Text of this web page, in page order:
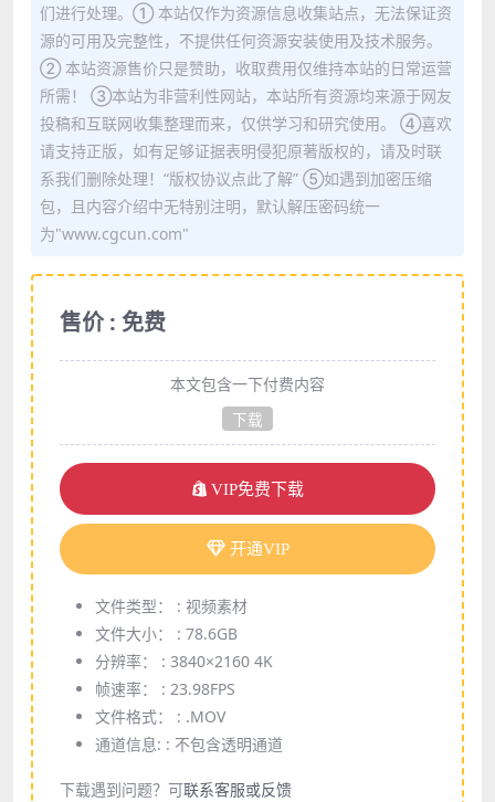
们进行处理。① 本站仅作为资源信息收集站点，无法保证资
源的可用及完整性，不提供任何资源安装使用及技术服务。
② 本站资源售价只是赞助，收取费用仅维持本站的日常运营
所需！ ③本站为非营利性网站，本站所有资源均来源于网友
投稿和互联网收集整理而来，仅供学习和研究使用。 ④喜欢
请支持正版，如有足够证据表明侵犯原著版权的，请及时联
系我们删除处理！“版权协议点此了解” ⑤如遇到加密压缩
包，且内容介绍中无特别注明，默认解压密码统一
为"www.cgcun.com"
售价 : 免费
本文包含一下付费内容
下载
VIP免费下载
开通VIP
文件类型： : 视频素材
文件大小： : 78.6GB
分辨率： : 3840×2160 4K
帧速率： : 23.98FPS
文件格式： : .MOV
通道信息: : 不包含透明通道
下载遇到问题？可联系客服或反馈